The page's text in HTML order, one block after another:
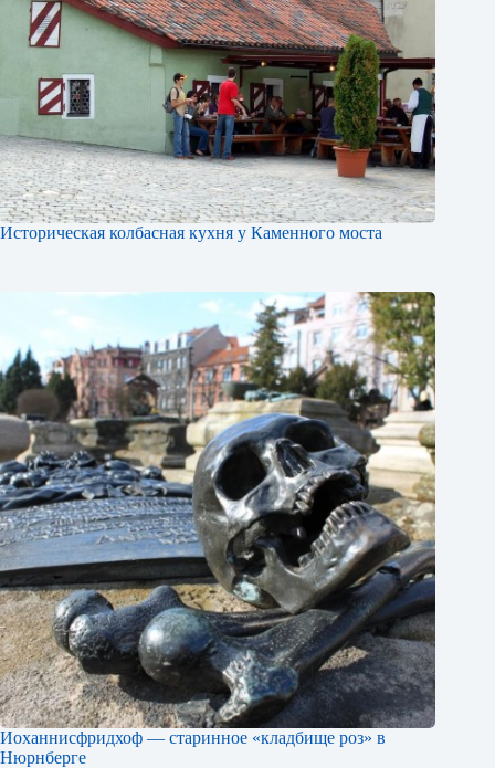
Историческая колбасная кухня у Каменного моста
Иоханнисфридхоф — старинное «кладбище роз» в
Нюрнберге